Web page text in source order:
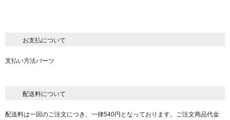
お支払について
支払い方法パーツ
配送料について
配送料は一回のご注文につき、一律540円となっております。ご注文商品代金